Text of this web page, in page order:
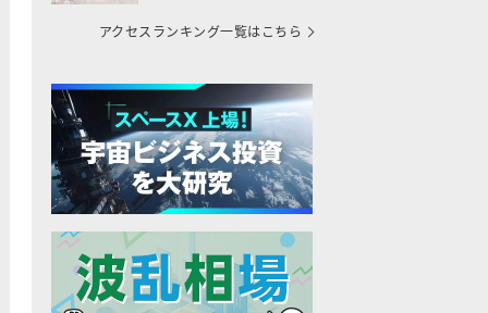
アクセスランキング一覧はこちら